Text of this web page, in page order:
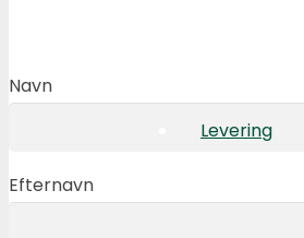
Levering
Navn
Efternavn